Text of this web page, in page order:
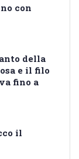
con
della
e il filo
fino a
il